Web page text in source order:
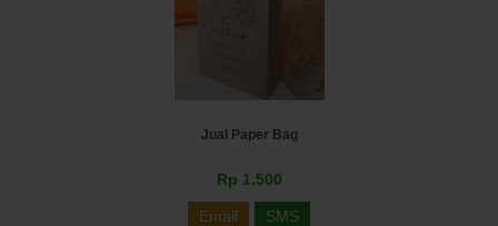
Jual Paper Bag
Rp 1.500
Email SMS